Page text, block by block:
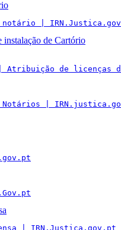
notário |
instalação de Cartório
Atribuição de licenças
Notários |
| IRN.Justica.gov.pt